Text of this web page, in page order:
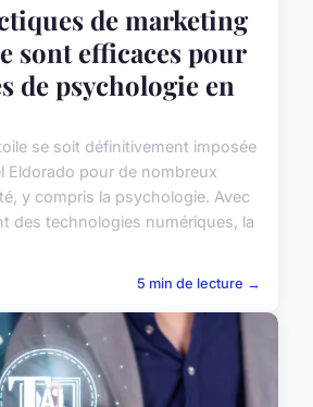
de marketing
sont efficaces pour
de psychologie en
se soit définitivement imposée
Eldorado pour de nombreux
y compris la psychologie. Avec
des technologies numériques, la
5 min de lecture →